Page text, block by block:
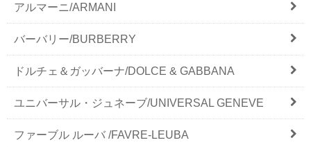
アルマーニ/ARMANI
バーバリー/BURBERRY
ドルチェ＆ガッバーナ/DOLCE & GABBANA
ユニバーサル・ジュネーブ/UNIVERSAL GENEVE
ファーブル ルーバ /FAVRE-LEUBA